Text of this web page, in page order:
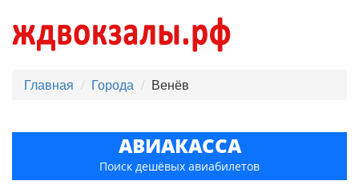
Главная Города Венёв
АВИАКАССА
Поиск дешёвых авиабилетов